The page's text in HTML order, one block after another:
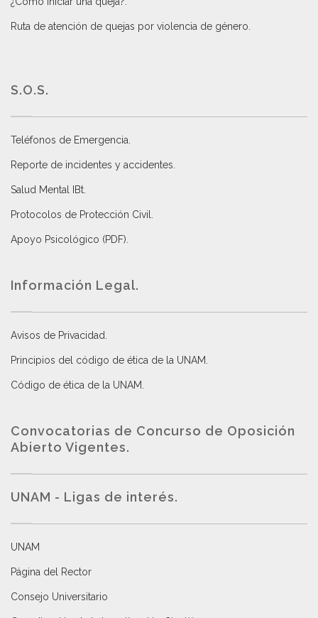
Ruta de atención de quejas por violencia de género
S.O.S.
Teléfonos de Emergencia.
Reporte de incidentes y accidentes
Salud Mental IBt
Protocolos de Protección Civil
Apoyo Psicológico (PDF)
Información Legal.
Avisos de Privacidad
Principios del código de ética de la UNAM
Código de ética de la UNAM
Convocatorias de Concurso de Oposición
Abierto Vigentes.
UNAM - Ligas de interés.
UNAM
Página del Rector
Consejo Universitario